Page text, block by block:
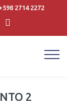
2714 2272
2